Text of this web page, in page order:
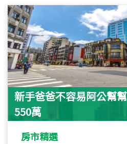
新手爸爸不容易阿公幫
550萬
房市精選